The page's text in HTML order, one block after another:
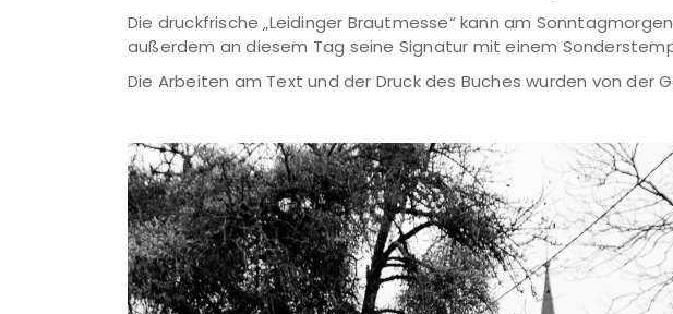
Die druckfrische „Leidinger Brautmesse“ kann am
außerdem an diesem Tag seine Signatur mit einem
Die Arbeiten am Text und der Druck des Buches wurden von